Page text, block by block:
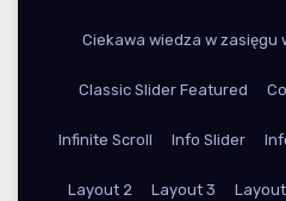
Ciekawa wiedza w zasięgu
Classic Slider Featured
Infinite Scroll Info Slider
Layout 2 Layout 3